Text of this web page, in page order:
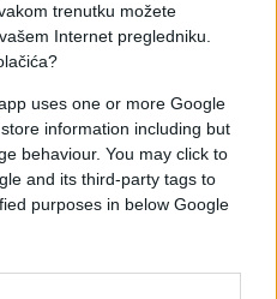
trenutku možete
Internet pregledniku.
uses one or more Google
information including but
behaviour. You may click to
and its third-party tags to
purposes in below Google
poteklo od reči
rad, mudrost, pamet.
su i žena koja je
prema mudrosti.
govori i činjenica da u
Sofije, za koju se
u 10. veku, što govori o